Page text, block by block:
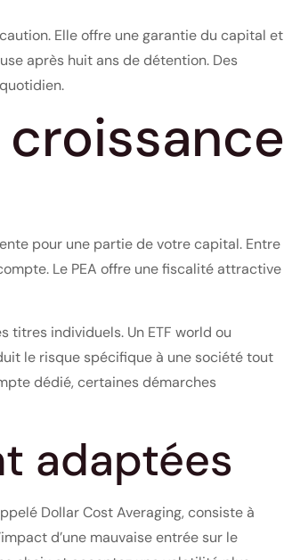
Elle offre une garantie du capital et
après huit ans de détention. Des
pour une partie de votre capital. Entre
Le PEA offre une fiscalité attractive
titres individuels. Un ETF world ou
le risque spécifique à une société tout
dédié, certaines démarches
adaptées
Dollar Cost Averaging, consiste à
d’une mauvaise entrée sur le